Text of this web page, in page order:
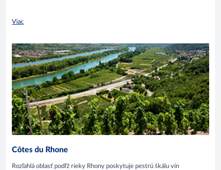
Viac
Côtes du Rhone
Rozľahlá oblasť podľž rieky Rhony poskytuje pestrú škálu vín